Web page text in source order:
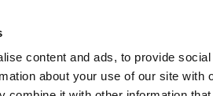
content and ads, to provide
about your use of our site with